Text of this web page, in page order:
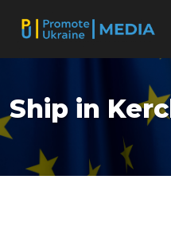
Ship in